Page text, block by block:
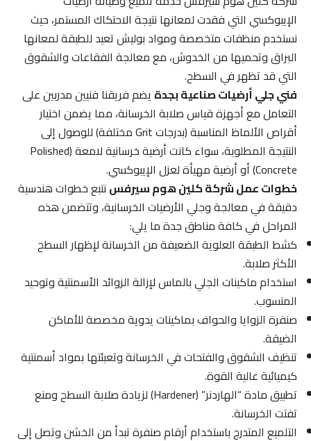
الإيبوكسي التي فقدت لمعانها نتيجة الاحتكاك المستمر، حيث
نستخدم منظفات متخصصة ومواد بوليش تعيد للطبقة لمعانها
البراق وتحميها من الخدوش، مع معالجة الفقاعات والشقوق
التي قد تظهر في السطح.
فني جلي أرضيات صناعية بجدةيضم فريقنا فنيين مدربين على
التعامل مع أجهزة قياس صلابة الخرسانة، مما يضمن اختيار
أقراص الألماظ المناسبة (بدرجات Grit مختلفة) للوصول إلى
النتيجة المطلوبة، سواء كانت أرضية خرسانية لامعة (Polished
Concrete) أو أرضية مهيأة لعزل الإيبوكسي.
خطوات عمل شركة كلين هوم سيرفسنتبع خطوات هندسية
دقيقة في معالجة وجلي الأرضيات الخرسانية، وتتضمن هذه
المراحل في كافة مناطق جدة ما يلي:
كشط الطبقة العلوية الضعيفة من الخرسانة لإظهار السطح
الأكثر صلابة.
استخدام ماكينات الجلي بالماس لإزالة الزوائد الأسمنتية وتوحيد
المنسوب.
صنفرة الزوايا والحواف بماكينات يدوية مخصصة للأماكن
الضيقة.
تنظيف الشقوق والفتحات في الخرسانة وتعبئتها بمواد أسمنتية
كيميائية عالية القوة.
تطبيق مادة “الهاردنر” (Hardener) لزيادة صلابة السطح ومنع
تفتت الخرسانة.
التلميع المتدرج باستخدام أرقام صنفرة تبدأ من الخشن وتصل إلى